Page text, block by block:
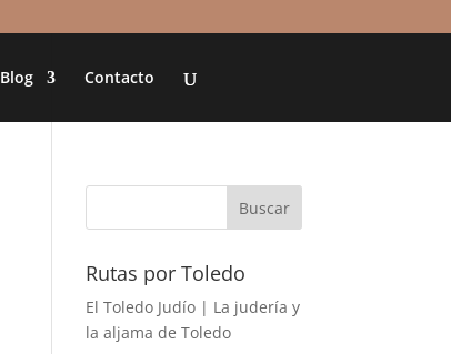
Blog Contacto
Rutas por Toledo
El Toledo Judío | La judería y
la aljama de Toledo